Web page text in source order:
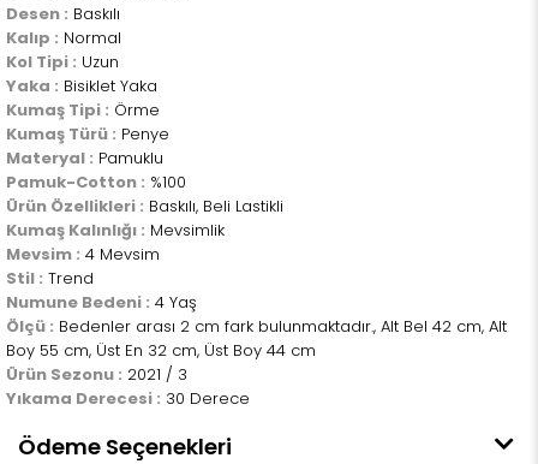
Desen : Baskılı
Kalıp : Normal
Kol Tipi : Uzun
Yaka : Bisiklet Yaka
Kumaş Tipi : Örme
Kumaş Türü : Penye
Materyal : Pamuklu
Pamuk-Cotton : %100
Ürün Özellikleri : Baskılı, Beli Lastikli
Kumaş Kalınlığı : Mevsimlik
Mevsim : 4 Mevsim
Stil : Trend
Numune Bedeni : 4 Yaş
Ölçü : Bedenler arası 2 cm fark bulunmaktadır., Alt Bel 42 cm, Alt
Boy 55 cm, Üst En 32 cm, Üst Boy 44 cm
Ürün Sezonu : 2021 / 3
Yıkama Derecesi : 30 Derece
Ödeme Seçenekleri